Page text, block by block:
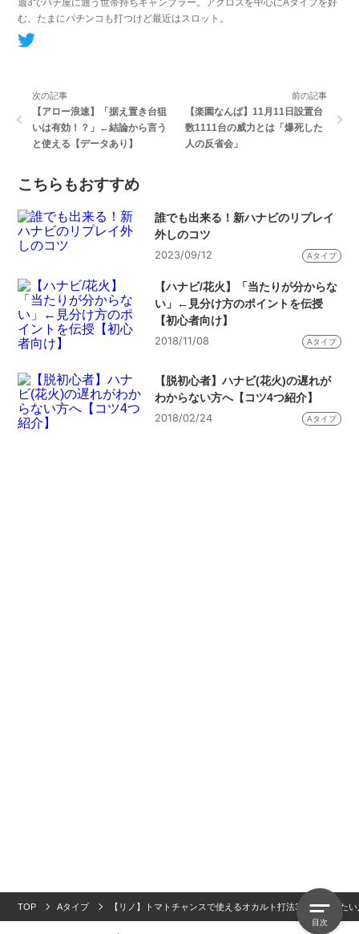
む、たまにパチンコも打つけど最近はスロット。
次の記事
【アロー浪速】「据え置き台狙
いは有効！？」←結論から言う
と使える【データあり】
前の記事
【楽園なんば】11月11日設置台
数1111台の威力とは「爆死した
人の反省会」
こちらもおすすめ
誰でも出来る！新ハナビのリプレイ
外しのコツ
2023/09/12 Aタイプ
【ハナビ/花火】「当たりが分からな
い」←見分け方のポイントを伝授
【初心者向け】
2018/11/08 Aタイプ
【脱初心者】ハナビ(花火)の遅れが
わからない方へ【コツ4つ紹介】
2018/02/24 Aタイプ
目次
TOP Aタイプ 【リノ】トマトチャンスで使えるオカルト打法30選「勝ちた